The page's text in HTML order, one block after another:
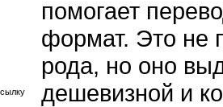
помогает
формат. Это не
рода, но оно
дешевизной и